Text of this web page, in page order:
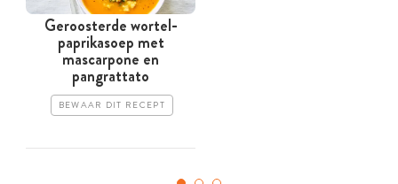
Geroosterde wortel-
paprikasoep met
mascarpone en
pangrattato
BEWAAR DIT RECEPT